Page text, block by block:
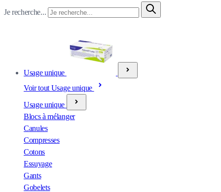
Je recherche...
Usage unique
Voir tout Usage unique
Usage unique
Blocs à mélanger
Canules
Compresses
Cotons
Essuyage
Gants
Gobelets